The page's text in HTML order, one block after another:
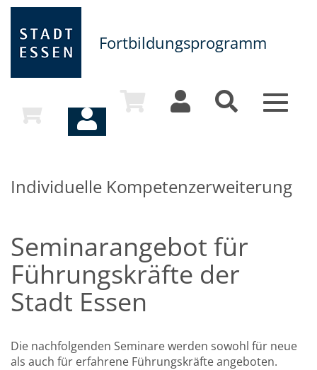
Fortbildungsprogramm
Toggle
Individuelle Kompetenzerweiterung
Seminarangebot für
Führungskräfte der
Stadt Essen
Die nachfolgenden Seminare werden sowohl für neue
als auch für erfahrene Führungskräfte angeboten.